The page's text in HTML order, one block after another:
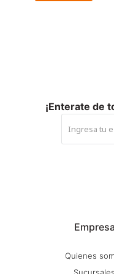
Empresa
Quienes
¡Enterate de